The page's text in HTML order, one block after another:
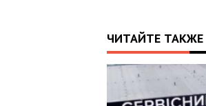
ЧИТАЙТЕ ТАКЖЕ